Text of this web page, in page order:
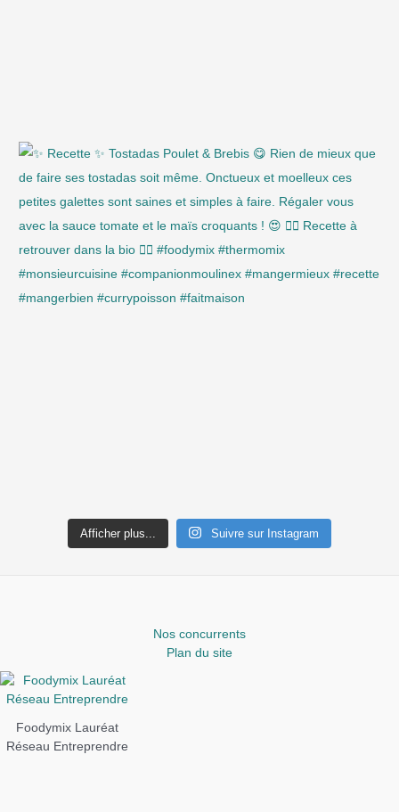
Afficher plus... Suivre sur Instagram
Nos concurrents
Plan du site
Foodymix Lauréat
Réseau Entreprendre